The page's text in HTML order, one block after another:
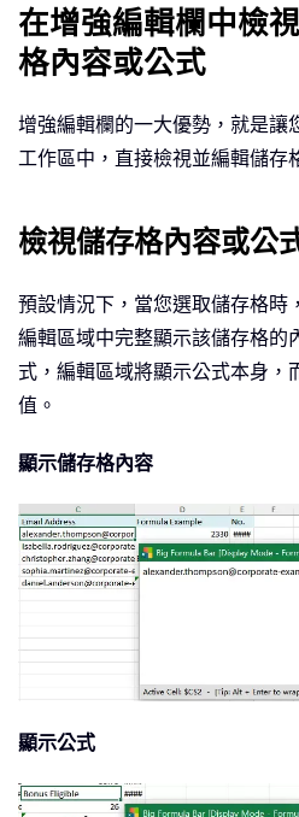
在增強編輯欄中檢
格內容或公式
增強編輯欄的一大優勢，就是讓
工作區中，直接檢視並編輯儲存
檢視儲存格內容或公
預設情況下，當您選取儲存格時，
編輯區域中完整顯示該儲存格的
式，編輯區域將顯示公式本身，
值。
顯示儲存格內容
顯示公式